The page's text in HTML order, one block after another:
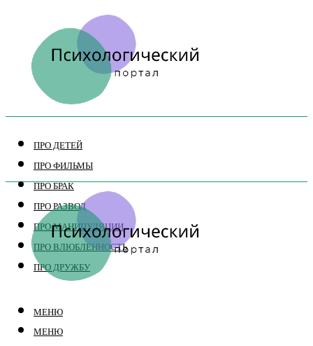
ПРО ДЕТЕЙ
ПРО ФИЛЬМЫ
ПРО БРАК
ПРО РАЗВОД
ПРО МАНИПУЛЯЦИИ
ПРО ВЛЮБЛЕННОСТЬ
ПРО ДРУЖБУ
МЕНЮ
МЕНЮ